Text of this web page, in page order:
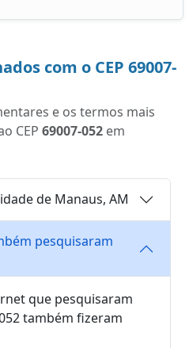
com o CEP 69007-
e os termos mais
CEP 69007-052 em
de Manaus, AM
pesquisaram
que pesquisaram
também fizeram